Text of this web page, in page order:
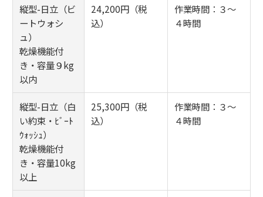
縦型-日立（ビ
ートウォシ
ュ）
乾燥機能付
き・容量９kg
以内
24,200円（税
込）
作業時間：３～
４時間
縦型-日立（白
い約束・ﾋﾞｰﾄ
ｳｫｯｼｭ）
乾燥機能付
き・容量10kg
以上
25,300円（税
込）
作業時間：３～
４時間